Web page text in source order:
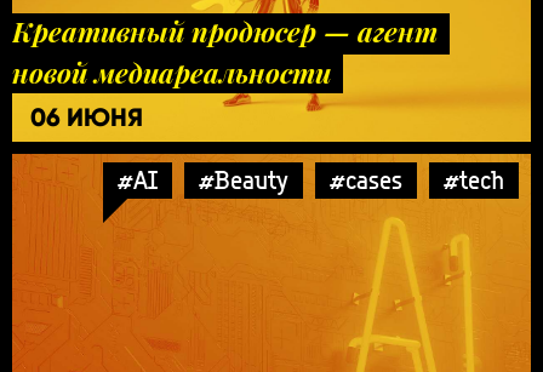
Креативный продюсер — агент
новой медиареальности
06 ИЮНЯ
#AI #Beauty #cases #tech